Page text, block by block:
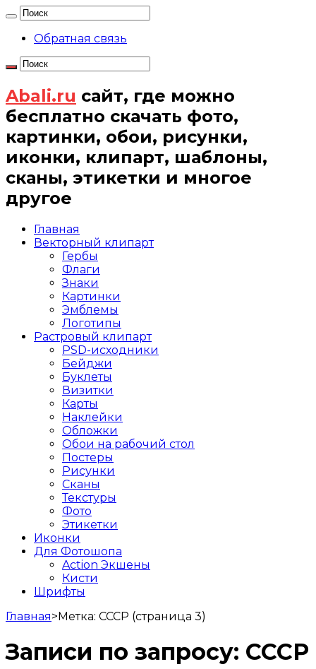
Обратная связь
Abali.ru сайт, где можно
бесплатно скачать фото,
картинки, обои, рисунки,
иконки, клипарт, шаблоны,
сканы, этикетки и многое
другое
Главная
Векторный клипарт
Гербы
Флаги
Знаки
Картинки
Эмблемы
Логотипы
Растровый клипарт
PSD-исходники
Бейджи
Буклеты
Визитки
Карты
Наклейки
Обложки
Обои на рабочий стол
Постеры
Рисунки
Сканы
Текстуры
Фото
Этикетки
Иконки
Для Фотошопа
Action Экшены
Кисти
Шрифты
Главная>Метка: СССР (страница 3)
Записи по запросу: СССР